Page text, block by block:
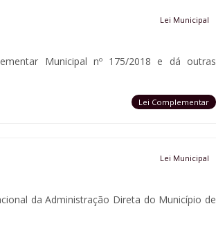
Lei Municipal
Municipal nº 175/2018 e dá outras
Lei Complementar
Lei Municipal
da Administração Direta do Município de